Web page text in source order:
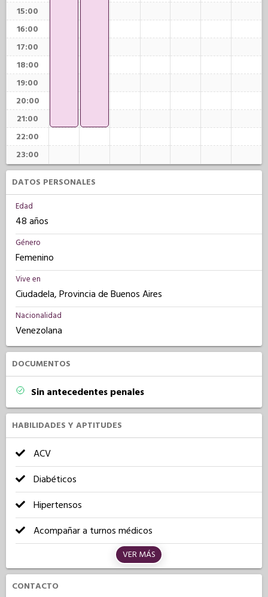
15:00
16:00
17:00
18:00
19:00
20:00
21:00
22:00
23:00
DATOS PERSONALES
Edad
48 años
Género
Femenino
Vive en
Ciudadela, Provincia de Buenos Aires
Nacionalidad
Venezolana
DOCUMENTOS
Sin antecedentes penales
HABILIDADES Y APTITUDES
ACV
Diabéticos
Hipertensos
Acompañar a turnos médicos
VER MÁS
CONTACTO